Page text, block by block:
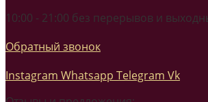
10:00 - 21:00 без перерывов и
Обратный звонок
Instagram Whatsapp Telegram Vk